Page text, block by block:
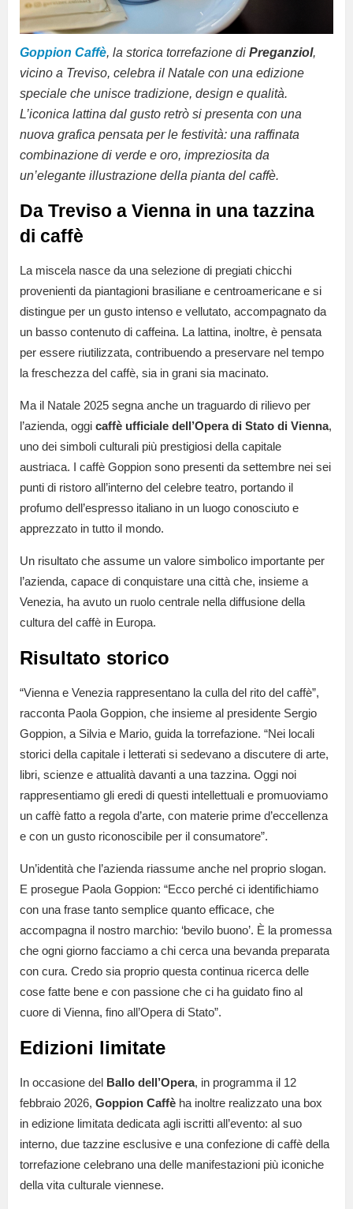
Goppion Caffè, la storica torrefazione di Preganziol,
vicino a Treviso, celebra il Natale con una edizione
speciale che unisce tradizione, design e qualità.
L’iconica lattina dal gusto retrò si presenta con una
nuova grafica pensata per le festività: una raffinata
combinazione di verde e oro, impreziosita da
un’elegante illustrazione della pianta del caffè.
Da Treviso a Vienna in una tazzina
di caffè
La miscela nasce da una selezione di pregiati chicchi
provenienti da piantagioni brasiliane e centroamericane e si
distingue per un gusto intenso e vellutato, accompagnato da
un basso contenuto di caffeina. La lattina, inoltre, è pensata
per essere riutilizzata, contribuendo a preservare nel tempo
la freschezza del caffè, sia in grani sia macinato.
Ma il Natale 2025 segna anche un traguardo di rilievo per
l’azienda, oggi caffè ufficiale dell’Opera di Stato di Vienna,
uno dei simboli culturali più prestigiosi della capitale
austriaca. I caffè Goppion sono presenti da settembre nei sei
punti di ristoro all’interno del celebre teatro, portando il
profumo dell’espresso italiano in un luogo conosciuto e
apprezzato in tutto il mondo.
Un risultato che assume un valore simbolico importante per
l’azienda, capace di conquistare una città che, insieme a
Venezia, ha avuto un ruolo centrale nella diffusione della
cultura del caffè in Europa.
Risultato storico
“Vienna e Venezia rappresentano la culla del rito del caffè”,
racconta Paola Goppion, che insieme al presidente Sergio
Goppion, a Silvia e Mario, guida la torrefazione. “Nei locali
storici della capitale i letterati si sedevano a discutere di arte,
libri, scienze e attualità davanti a una tazzina. Oggi noi
rappresentiamo gli eredi di questi intellettuali e promuoviamo
un caffè fatto a regola d’arte, con materie prime d’eccellenza
e con un gusto riconoscibile per il consumatore”.
Un’identità che l’azienda riassume anche nel proprio slogan.
E prosegue Paola Goppion: “Ecco perché ci identifichiamo
con una frase tanto semplice quanto efficace, che
accompagna il nostro marchio: ‘bevilo buono’. È la promessa
che ogni giorno facciamo a chi cerca una bevanda preparata
con cura. Credo sia proprio questa continua ricerca delle
cose fatte bene e con passione che ci ha guidato fino al
cuore di Vienna, fino all’Opera di Stato”.
Edizioni limitate
In occasione del Ballo dell’Opera, in programma il 12
febbraio 2026, Goppion Caffè ha inoltre realizzato una box
in edizione limitata dedicata agli iscritti all’evento: al suo
interno, due tazzine esclusive e una confezione di caffè della
torrefazione celebrano una delle manifestazioni più iconiche
della vita culturale viennese.